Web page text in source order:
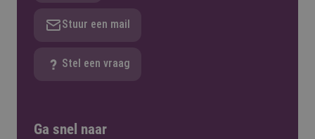
Stuur een mail
Stel een vraag
Ga snel naar